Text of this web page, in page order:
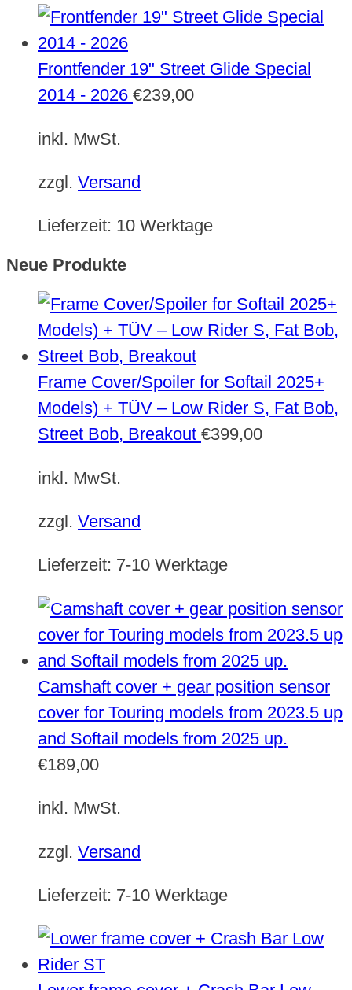
Frontfender 19" Street Glide Special
2014 - 2026 €239,00
inkl. MwSt.
zzgl. Versand
Lieferzeit: 10 Werktage
Neue Produkte
Frame Cover/Spoiler for Softail 2025+
Models) + TÜV – Low Rider S, Fat Bob,
Street Bob, Breakout €399,00
inkl. MwSt.
zzgl. Versand
Lieferzeit: 7-10 Werktage
Camshaft cover + gear position sensor
cover for Touring models from 2023.5 up
and Softail models from 2025 up.
€189,00
inkl. MwSt.
zzgl. Versand
Lieferzeit: 7-10 Werktage